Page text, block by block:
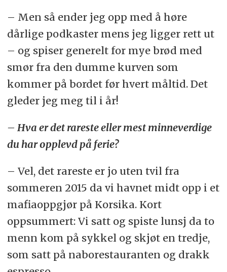
– Men så ender jeg opp med å høre
dårlige podkaster mens jeg ligger rett ut
– og spiser generelt for mye brød med
smør fra den dumme kurven som
kommer på bordet før hvert måltid. Det
gleder jeg meg til i år!
– Hva er det rareste eller mest minneverdige
du har opplevd på ferie?
– Vel, det rareste er jo uten tvil fra
sommeren 2015 da vi havnet midt opp i et
mafiaoppgjør på Korsika. Kort
oppsummert: Vi satt og spiste lunsj da to
menn kom på sykkel og skjøt en tredje,
som satt på naborestauranten og drakk